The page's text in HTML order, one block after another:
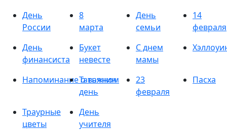
День
России
8
марта
День
семьи
14
февраля
День
финансиста
Букет
невесте
С днем
мамы
Напоминание о важном
Татьянин
день
23
февраля
Пасха
Траурные
цветы
День
учителя